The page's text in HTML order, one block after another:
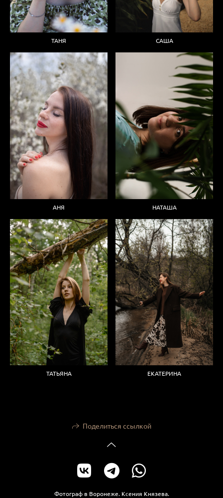
ТАНЯ САША
АНЯ НАТАША
ТАТЬЯНА ЕКАТЕРИНА
Поделиться ссылкой
Фотограф в Воронеже. Ксения Князева.